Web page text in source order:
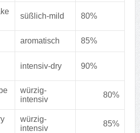
süßlich-mild 80%
aromatisch 85%
intensiv-dry 90%
würzig-
intensiv
80%
würzig-
intensiv
85%